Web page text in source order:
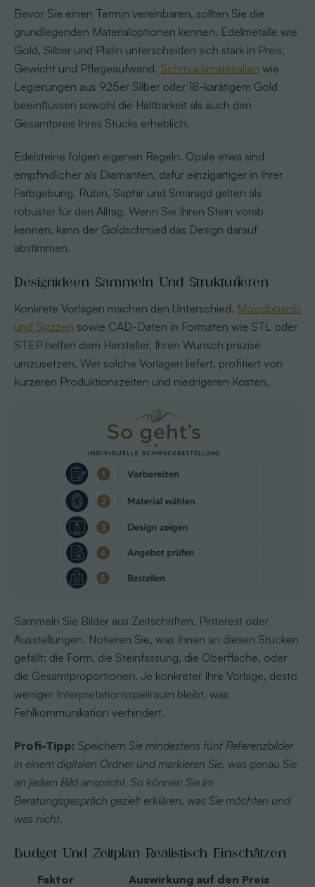
Bevor Sie einen Termin vereinbaren, sollten Sie die
grundlegenden Materialoptionen kennen. Edelmetalle wie
Gold, Silber und Platin unterscheiden sich stark in Preis,
Gewicht und Pflegeaufwand. Schmuckmaterialien wie
Legierungen aus 925er Silber oder 18-karätigem Gold
beeinflussen sowohl die Haltbarkeit als auch den
Gesamtpreis Ihres Stücks erheblich.
Edelsteine folgen eigenen Regeln. Opale etwa sind
empfindlicher als Diamanten, dafür einzigartiger in ihrer
Farbgebung. Rubin, Saphir und Smaragd gelten als
robuster für den Alltag. Wenn Sie Ihren Stein vorab
kennen, kann der Goldschmied das Design darauf
abstimmen.
Designideen Sammeln Und Strukturieren
Konkrete Vorlagen machen den Unterschied. Moodboards
und Skizzen sowie CAD-Daten in Formaten wie STL oder
STEP helfen dem Hersteller, Ihren Wunsch präzise
umzusetzen. Wer solche Vorlagen liefert, profitiert von
kürzeren Produktionszeiten und niedrigeren Kosten.
Sammeln Sie Bilder aus Zeitschriften, Pinterest oder
Ausstellungen. Notieren Sie, was Ihnen an diesen Stücken
gefällt: die Form, die Steinfassung, die Oberfläche, oder
die Gesamtproportionen. Je konkreter Ihre Vorlage, desto
weniger Interpretationsspielraum bleibt, was
Fehlkommunikation verhindert.
Profi-Tipp: Speichern Sie mindestens fünf Referenzbilder
in einem digitalen Ordner und markieren Sie, was genau Sie
an jedem Bild anspricht. So können Sie im
Beratungsgespräch gezielt erklären, was Sie möchten und
was nicht.
Budget Und Zeitplan Realistisch Einschätzen
Faktor Auswirkung auf den Preis